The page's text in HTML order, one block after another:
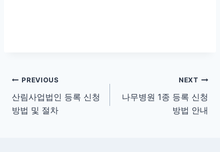
글
탐
PREVIOUS
산림사업법인 등록 신청
방법 및 절차
NEXT
나무병원 1종 등록 신청
방법 안내